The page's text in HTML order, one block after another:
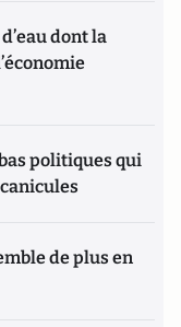
dont la
politiques qui
de plus en